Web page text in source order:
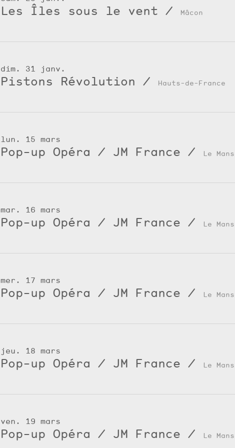
Les Îles sous le vent / Mâcon
dim. 31 janv.
Pistons Révolution / Hauts-de-France
lun. 15 mars
Pop-up Opéra / JM France / Le Mans
mar. 16 mars
Pop-up Opéra / JM France / Le Mans
mer. 17 mars
Pop-up Opéra / JM France / Le Mans
jeu. 18 mars
Pop-up Opéra / JM France / Le Mans
ven. 19 mars
Pop-up Opéra / JM France / Le Mans